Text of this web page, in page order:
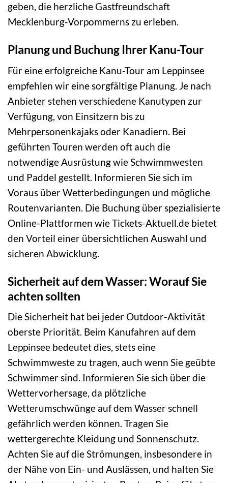
geben, die herzliche Gastfreundschaft
Mecklenburg-Vorpommerns zu erleben.
Planung und Buchung Ihrer Kanu-Tour
Für eine erfolgreiche Kanu-Tour am Leppinsee
empfehlen wir eine sorgfältige Planung. Je nach
Anbieter stehen verschiedene Kanutypen zur
Verfügung, von Einsitzern bis zu
Mehrpersonenkajaks oder Kanadiern. Bei
geführten Touren werden oft auch die
notwendige Ausrüstung wie Schwimmwesten
und Paddel gestellt. Informieren Sie sich im
Voraus über Wetterbedingungen und mögliche
Routenvarianten. Die Buchung über spezialisierte
Online-Plattformen wie Tickets-Aktuell.de bietet
den Vorteil einer übersichtlichen Auswahl und
sicheren Abwicklung.
Sicherheit auf dem Wasser: Worauf Sie
achten sollten
Die Sicherheit hat bei jeder Outdoor-Aktivität
oberste Priorität. Beim Kanufahren auf dem
Leppinsee bedeutet dies, stets eine
Schwimmweste zu tragen, auch wenn Sie geübte
Schwimmer sind. Informieren Sie sich über die
Wettervorhersage, da plötzliche
Wetterumschwünge auf dem Wasser schnell
gefährlich werden können. Tragen Sie
wettergerechte Kleidung und Sonnenschutz.
Achten Sie auf die Strömungen, insbesondere in
der Nähe von Ein- und Auslässen, und halten Sie